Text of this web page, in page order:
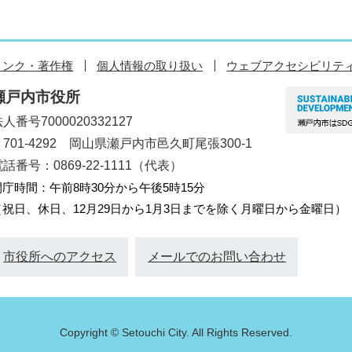
ンク・著作権 個人情報の取り扱い ウェブアクセシビリテ
戸内市役所
人番号7000020332127
701-4292 岡山県瀬戸内市邑久町尾張300-1
話番号：0869-22-1111（代表）
庁時間：午前8時30分から午後5時15分
祝日、休日、12月29日から1月3日までを除く月曜日から金曜日）
市役所へのアクセス メールでのお問い合わせ
Copyright © Setouchi City. All Rights Reserved.